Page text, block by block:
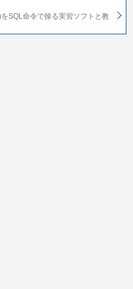
SQL命令で操る実習ソフトと教